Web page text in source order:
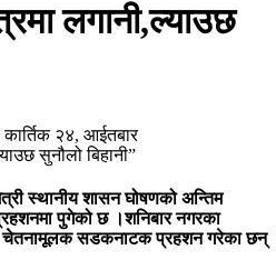
लगानी,ल्याउछ
२४, आईतबार
स्थानीय शासन घोषणको अन्तिम
पुगेको छ ।शनिबार नगरका
चेतनामूलक सडकनाटक प्रहशन गरेका छन्